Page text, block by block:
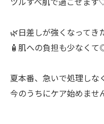
🌿日差しが強くなってき
🧴肌への負担も少なく
夏本番、急いで処理しな
今のうちにケア始めませ